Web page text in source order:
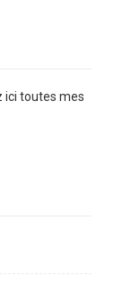
ici toutes mes